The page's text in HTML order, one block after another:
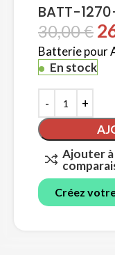
BATT-
30,00€
Batterie pour
En stock
Ajouter à
Créez